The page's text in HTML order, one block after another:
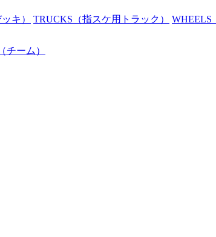
キ） TRUCKS （指スケ用トラック） WHEELS
（チーム）